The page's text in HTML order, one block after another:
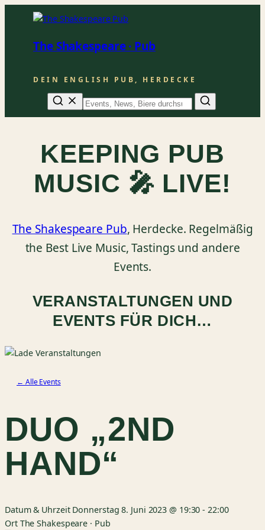
The Shakespeare · Pub
DEIN ENGLISH PUB, HERDECKE
Suche
KEEPING PUB
MUSIC 🎤 LIVE!
The Shakespeare Pub, Herdecke. Regelmäßig
the Best Live Music, Tastings und andere
Events.
VERANSTALTUNGEN UND
EVENTS FÜR DICH…
← Alle Events
DUO „2ND
HAND“
Datum & Uhrzeit Donnerstag 8. Juni 2023 @ 19:30 -22:00
Ort The Shakespeare · Pub